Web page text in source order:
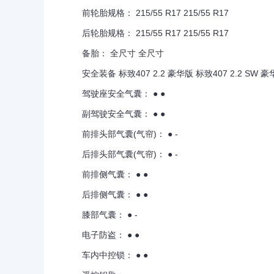
前轮胎规格： 215/55 R17 215/55 R17
后轮胎规格： 215/55 R17 215/55 R17
备胎： 全尺寸 全尺寸
安全装备 标致407 2.2 豪华版 标致407 2.2 SW 豪
驾驶座安全气囊： ● ●
副驾驶安全气囊： ● ●
前排头部气囊(气帘)： ● -
后排头部气囊(气帘)： ● -
前排侧气囊： ● ●
后排侧气囊： ● ●
膝部气囊： ● -
电子防盗： ● ●
车内中控锁： ● ●